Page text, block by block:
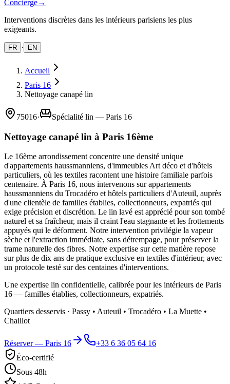
Concierge→
Interventions discrètes dans les intérieurs parisiens les plus
exigeants.
FR · EN
Accueil
Paris 16
Nettoyage canapé lin
75016· Spécialité lin — Paris 16
Nettoyage canapé lin à Paris 16ème
Le 16ème arrondissement concentre une densité unique
d'appartements haussmanniens, d'immeubles Art déco et d'hôtels
particuliers, où les textiles racontent une histoire familiale parfois
centenaire. À Paris 16, nous intervenons sur appartements
haussmanniens du Trocadéro et hôtels particuliers d'Auteuil, auprès
d'une clientèle de familles établies, collectionneurs, expatriés qui
exige précision et discrétion. Le lin lavé est apprécié pour son tombé
naturel et sa fraîcheur, mais il craint l'eau stagnante et les frottements
appuyés qui le déforment. Notre intervention privilégie la vapeur
sèche et l'extraction immédiate, sans détrempage, pour préserver la
trame naturelle des fibres. Notre expertise sur cette matière repose
sur plus de dix ans de pratique exclusive en textiles d'intérieur, avec
un protocole testé sur des centaines d'interventions.
Une expertise lin confidentielle, calibrée pour les intérieurs de Paris
16 — familles établies, collectionneurs, expatriés.
Quartiers desservis · Passy • Auteuil • Trocadéro • La Muette •
Chaillot
Réserver — Paris 16
+33 6 36 05 64 16
Éco-certifié
Sous 48h